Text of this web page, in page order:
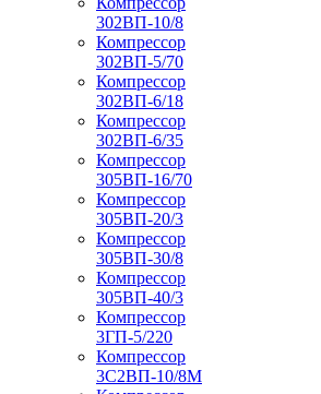
302ВП-10/8
Компрессор
302ВП-5/70
Компрессор
302ВП-6/18
Компрессор
302ВП-6/35
Компрессор
305ВП-16/70
Компрессор
305ВП-20/3
Компрессор
305ВП-30/8
Компрессор
305ВП-40/3
Компрессор
3ГП-5/220
Компрессор
3С2ВП-10/8М